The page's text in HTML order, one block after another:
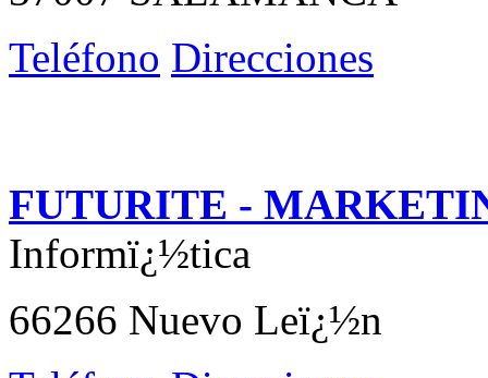
Teléfono Direcciones
FUTURITE -
Informï¿½tica
66266 Nuevo Leï¿½n